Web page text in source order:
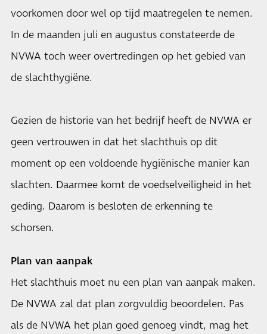
voorkomen door wel op tijd maatregelen te nemen.
In de maanden juli en augustus constateerde de
NVWA toch weer overtredingen op het gebied van
de slachthygiëne.
Gezien de historie van het bedrijf heeft de NVWA er
geen vertrouwen in dat het slachthuis op dit
moment op een voldoende hygiënische manier kan
slachten. Daarmee komt de voedselveiligheid in het
geding. Daarom is besloten de erkenning te
schorsen.
Plan van aanpak
Het slachthuis moet nu een plan van aanpak maken.
De NVWA zal dat plan zorgvuldig beoordelen. Pas
als de NVWA het plan goed genoeg vindt, mag het